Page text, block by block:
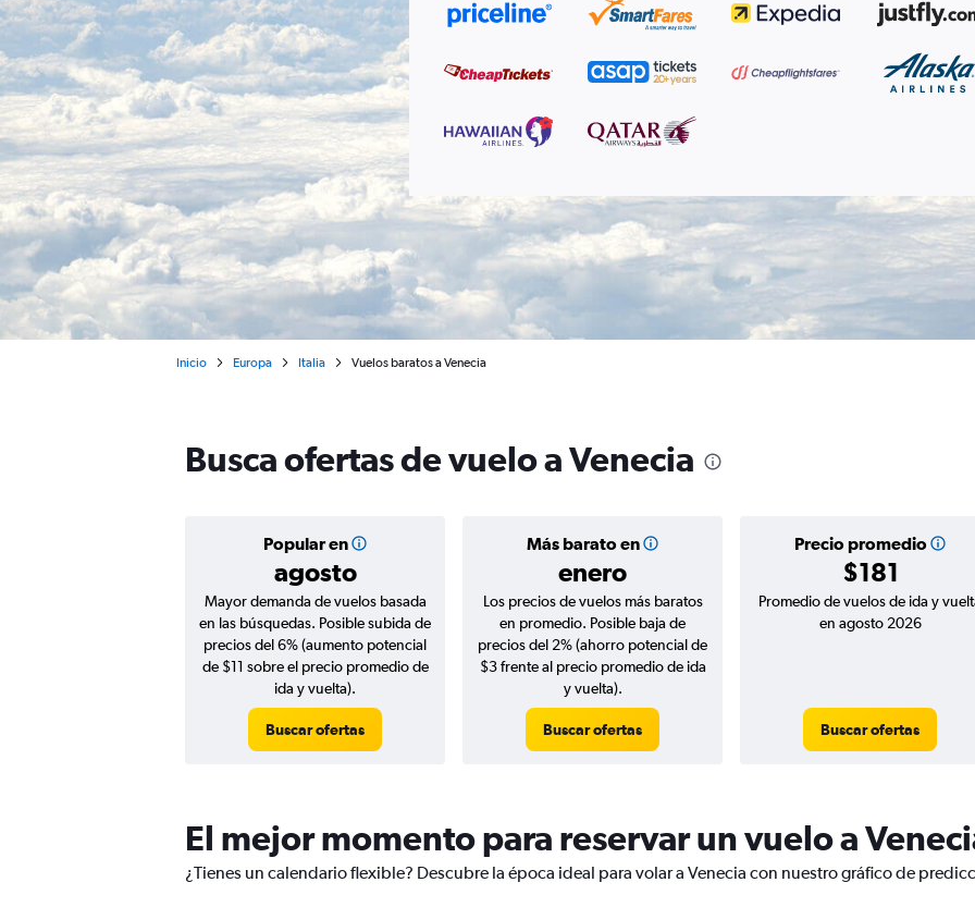
Inicio Europa Italia Vuelos baratos a Venecia
Busca ofertas de vuelo a Venecia
Popular en
agosto
Más barato en
enero
Precio promedio
$181
Mayor demanda de vuelos basada
en las búsquedas. Posible subida de
precios del 6% (aumento potencial
de $11 sobre el precio promedio de
ida y vuelta).
Buscar ofertas
Los precios de vuelos más baratos
en promedio. Posible baja de
precios del 2% (ahorro potencial de
$3 frente al precio promedio de ida
y vuelta).
Buscar ofertas
Promedio de vuelos de ida y
en agosto 2026
Buscar ofertas
El mejor momento para reservar un vuelo a
¿Tienes un calendario flexible? Descubre la época ideal para volar a Venecia con nuestro gráfico de